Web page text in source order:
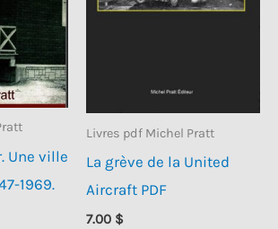
Une ville
1969.
Livres pdf Michel Pratt
La grève de la United
Aircraft PDF
7.00 $